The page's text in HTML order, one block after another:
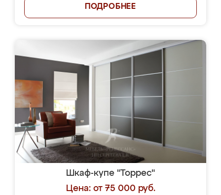
ПОДРОБНЕЕ
Шкаф-купе "Торрес"
Цена: от 75 000 руб.